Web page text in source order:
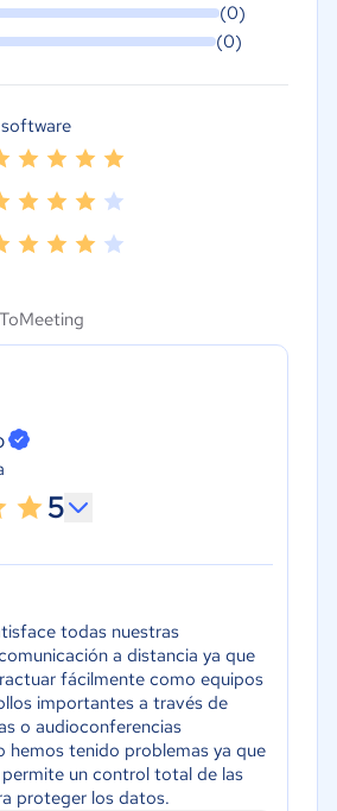
(0)
(0)
5
todas nuestras
a distancia ya que
fácilmente como equipos
importantes a través de
o audioconferencias
hemos tenido problemas ya que
un control total de las
proteger los datos.